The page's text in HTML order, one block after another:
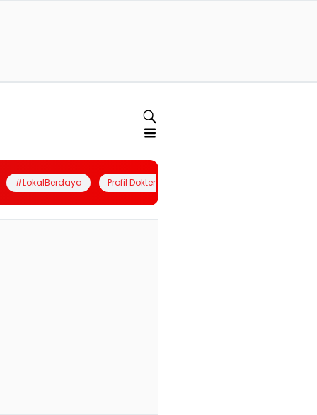
#LokalBerdaya Profil Dokter